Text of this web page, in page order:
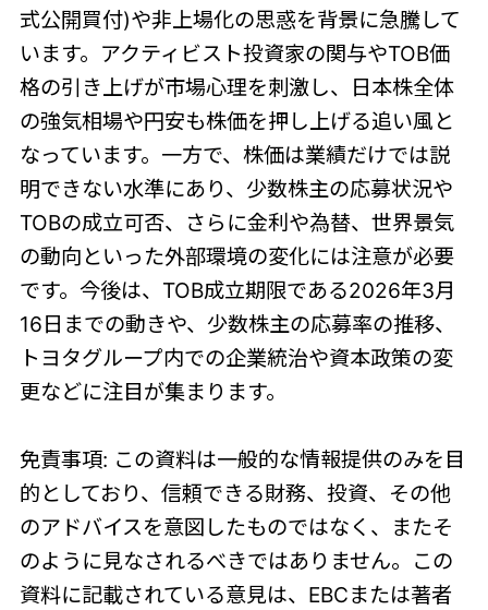
式公開買付)や非上場化の思惑を背景に急騰して
います。アクティビスト投資家の関与やTOB価
格の引き上げが市場心理を刺激し、日本株全体
の強気相場や円安も株価を押し上げる追い風と
なっています。一方で、株価は業績だけでは説
明できない水準にあり、少数株主の応募状況や
TOBの成立可否、さらに金利や為替、世界景気
の動向といった外部環境の変化には注意が必要
です。今後は、TOB成立期限である2026年3月
16日までの動きや、少数株主の応募率の推移、
トヨタグループ内での企業統治や資本政策の変
更などに注目が集まります。
免責事項: この資料は一般的な情報提供のみを目
的としており、信頼できる財務、投資、その他
のアドバイスを意図したものではなく、またそ
のように見なされるべきではありません。この
資料に記載されている意見は、EBCまたは著者